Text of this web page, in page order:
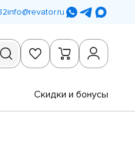
info@revator.ru
Скидки и бонусы